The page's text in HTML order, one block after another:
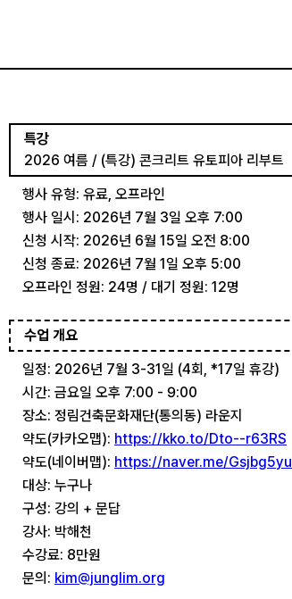
특강
2026 여름 / (특강) 콘크리트 유토피아 리부트
행사 유형: 유료, 오프라인
행사 일시: 2026년 7월 3일 오후 7:00
신청 시작: 2026년 6월 15일 오전 8:00
신청 종료: 2026년 7월 1일 오후 5:00
오프라인 정원: 24명 / 대기 정원: 12명
수업 개요
일정: 2026년 7월 3-31일 (4회, *17일 휴강)
시간: 금요일 오후 7:00 - 9:00
장소: 정림건축문화재단(통의동) 라운지
약도(카카오맵): https://kko.to/Dto--r63RS
약도(네이버맵): https://naver.me/Gsjbg5yu
대상: 누구나
구성: 강의 + 문답
강사: 박해천
수강료: 8만원
문의: kim@junglim.org